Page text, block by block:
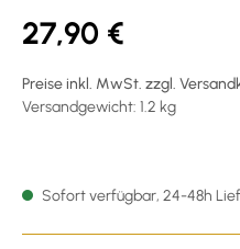
27,90 €
Preise inkl. MwSt. zzgl.
Versandgewicht: 1.2 kg
Sofort verfügbar, 24-48h